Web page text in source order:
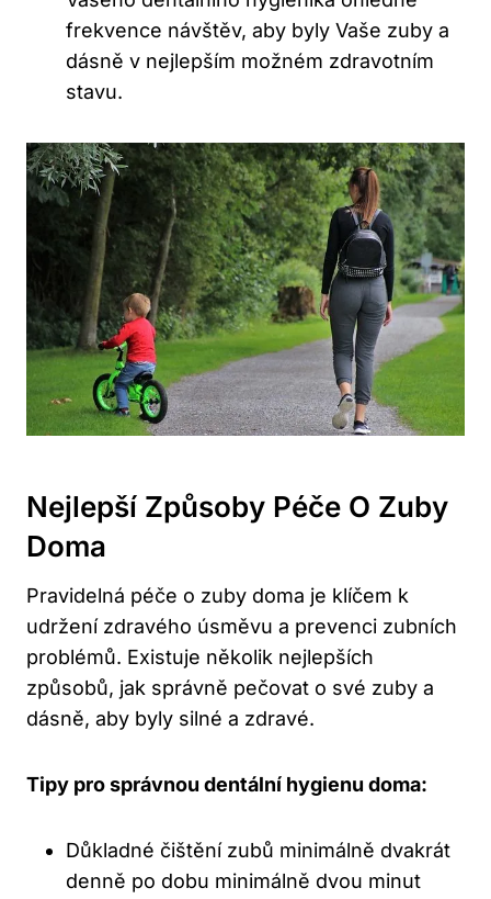
frekvence návštěv, aby byly Vaše zuby a
dásně v nejlepším možném zdravotním
stavu.
Nejlepší Způsoby Péče O Zuby
Doma
Pravidelná péče o zuby doma je klíčem k
udržení zdravého úsměvu a prevenci zubních
problémů. Existuje několik nejlepších
způsobů, jak správně pečovat o své zuby a
dásně, aby byly silné a zdravé.
Tipy pro správnou dentální hygienu doma:
Důkladné čištění zubů minimálně dvakrát
denně po dobu minimálně dvou minut